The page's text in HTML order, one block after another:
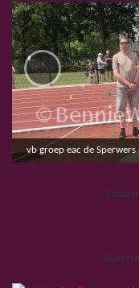
vb groep eac de
‹
Social